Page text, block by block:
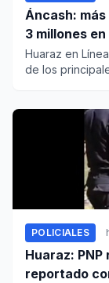
Áncash:
3 millones
Huaraz en
de los
POLICIALES
Huaraz: